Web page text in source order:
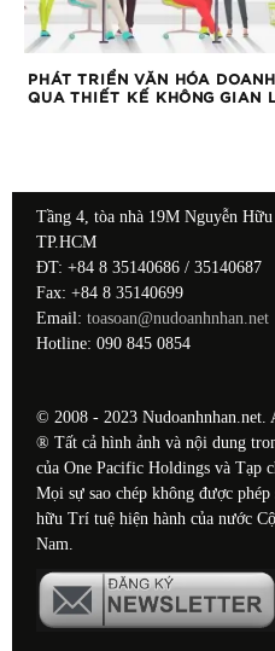
PHÁT TRIỂN VĂN HÓA
QUA THIẾT KẾ KHÔNG GIAN
Tầng 4, tòa nhà 19M Nguyễn
TP.HCM
ĐT: +84 8 35140686 / 35140687
Fax: +84 8 35140699
Email: toasoan@nudoanhnhan.net
Hotline: 090 845 0854
© 2008 - 2023 Nudoanhnhan.net.
® Tất cả hình ảnh và nội dung
của One Pacific Holdings và Tạp
Mọi sự sao chép không được
hữu Trí tuệ hiện hành của nước
Nam.